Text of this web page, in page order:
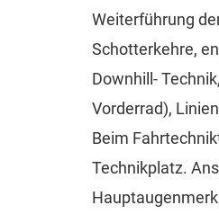
Weiterführung
Schotterkehre,
Downhill-
Vorderrad),
Beim
Technikplatz.